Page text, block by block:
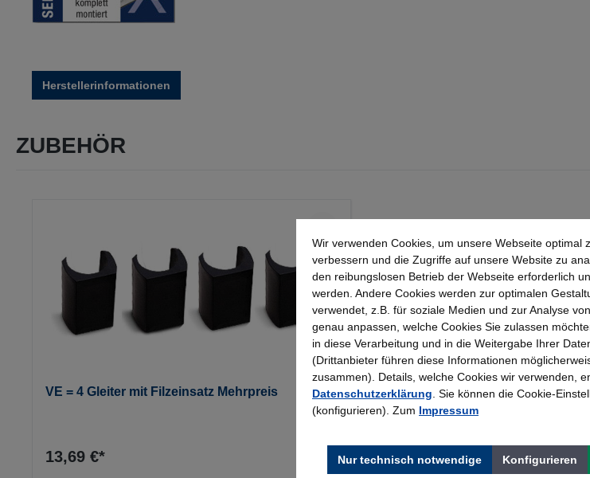
Herstellerinformationen
ZUBEHÖR
VE = 4 Gleiter mit Filzeinsatz Mehrpreis
13,69 €*
Wir verwenden Cookies, um unsere Webseite optimal
verbessern und die Zugriffe auf unsere Website zu
den reibungslosen Betrieb der Webseite erforderlich
werden. Andere Cookies werden zur optimalen
verwendet, z.B. für soziale Medien und zur Analyse
genau anpassen, welche Cookies Sie zulassen
in diese Verarbeitung und in die Weitergabe Ihrer
(Drittanbieter führen diese Informationen
zusammen). Details, welche Cookies wir verwenden,
Datenschutzerklärung . Sie können die Cookie-
(konfigurieren). Zum Impressum
Nur technisch notwendige Konfigurieren